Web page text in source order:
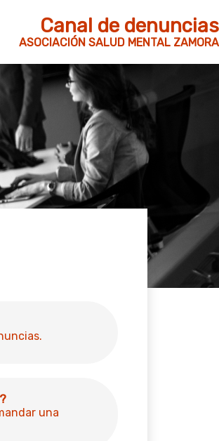
Canal de denuncias
ASOCIACIÓN SALUD MENTAL ZAMORA
una